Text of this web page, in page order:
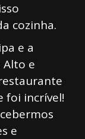
cozinha.
e a
Alto e
foi incrível!
e